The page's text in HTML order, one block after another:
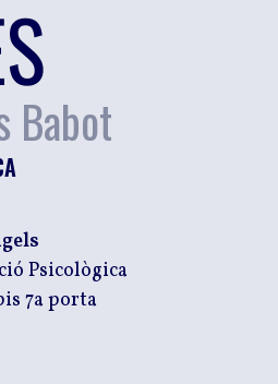
Babot
Psicològica
7a porta